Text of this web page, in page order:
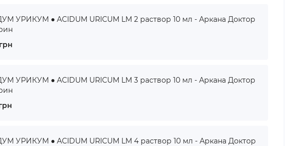
УРИКУМ ● ACIDUM URICUM LM 2 раствор 10 мл - Аркана Доктор
УРИКУМ ● ACIDUM URICUM LM 3 раствор 10 мл - Аркана Доктор
УРИКУМ ● ACIDUM URICUM LM 4 раствор 10 мл - Аркана Доктор